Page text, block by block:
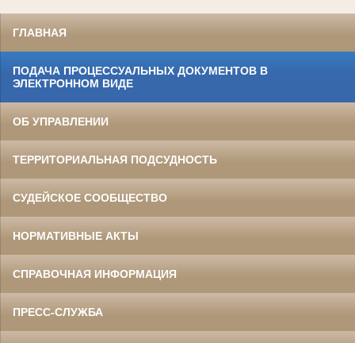
ГЛАВНАЯ
ПОДАЧА ПРОЦЕССУАЛЬНЫХ ДОКУМЕНТОВ В
ЭЛЕКТРОННОМ ВИДЕ
ОБ УПРАВЛЕНИИ
ТЕРРИТОРИАЛЬНАЯ ПОДСУДНОСТЬ
СУДЕЙСКОЕ СООБЩЕСТВО
НОРМАТИВНЫЕ АКТЫ
СПРАВОЧНАЯ ИНФОРМАЦИЯ
ПРЕСС-СЛУЖБА